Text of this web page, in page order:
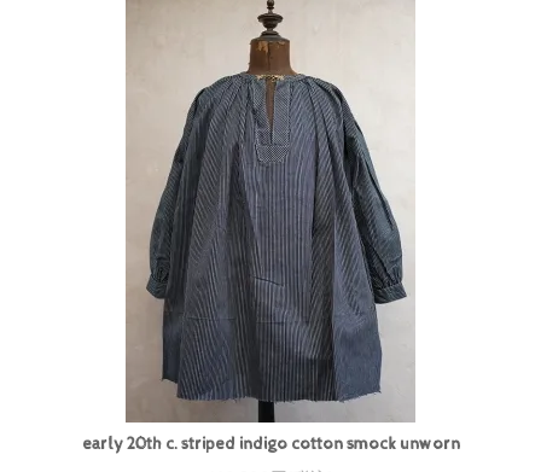
early 20th c. striped indigo cotton smock unworn